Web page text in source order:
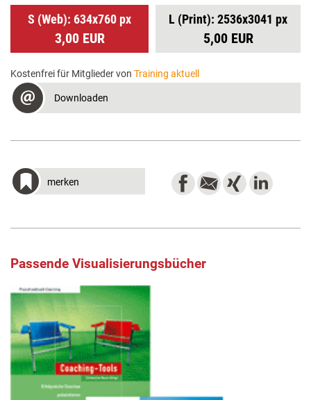
S (Web): 634x760 px
3,00 EUR
L (Print): 2536x3041 px
5,00 EUR
Kostenfrei für Mitglieder von Training aktuell
Downloaden
merken
Passende Visualisierungsbücher